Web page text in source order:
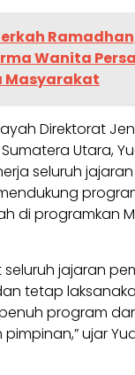
Wanita
Masyarakat
Direktorat
Utara,
seluruh jajaran
di programkan
jajaran
tetap
program
ujar